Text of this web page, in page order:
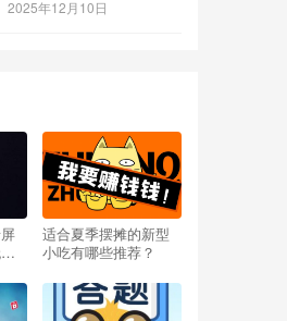
2025年12月10日
适合夏季摆摊的新型
小吃有哪些推荐？